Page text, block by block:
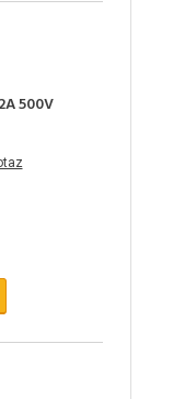
500V